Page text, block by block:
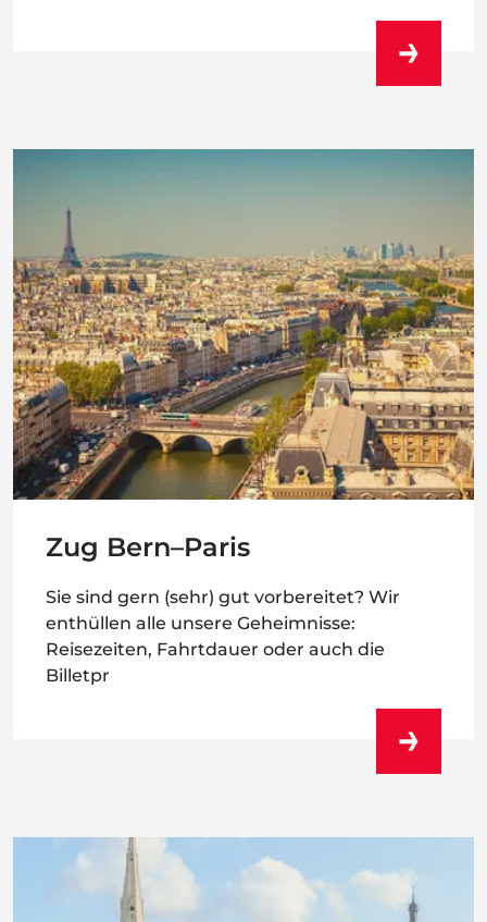
Zug Bern–Paris
Sie sind gern (sehr) gut vorbereitet? Wir
enthüllen alle unsere Geheimnisse:
Reisezeiten, Fahrtdauer oder auch die
Billetpr